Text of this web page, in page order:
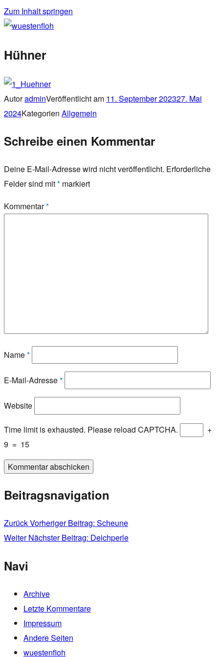
Zum Inhalt springen
wuestenfloh
Hühner
AutoradminVeröffentlicht am 11. September 202327. Mai
2024Kategorien Allgemein
Schreibe einen Kommentar
Deine E-Mail-Adresse wird nicht veröffentlicht. Erforderliche
Felder sind mit* markiert
Kommentar*
Name*
E-Mail-Adresse*
Website
Time limit is exhausted. Please reload CAPTCHA.
+
9 = 15
Beitragsnavigation
ZurückVorheriger Beitrag: Scheune
Weiter Nächster Beitrag: Deichperle
Navi
Archive
Letzte Kommentare
Impressum
Andere Seiten
wuestenfloh